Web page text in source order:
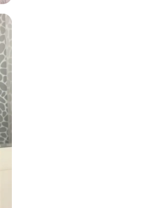
B
des dents plus blanches